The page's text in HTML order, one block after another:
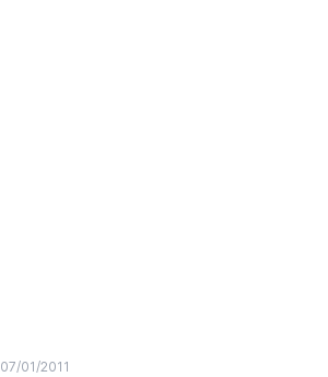
07/01/2011